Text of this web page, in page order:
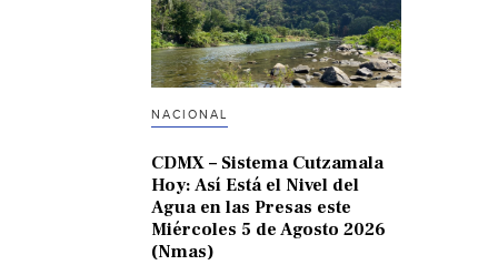
NACIONAL
CDMX – Sistema Cutzamala
Hoy: Así Está el Nivel del
Agua en las Presas este
Miércoles 5 de Agosto 2026
(Nmas)